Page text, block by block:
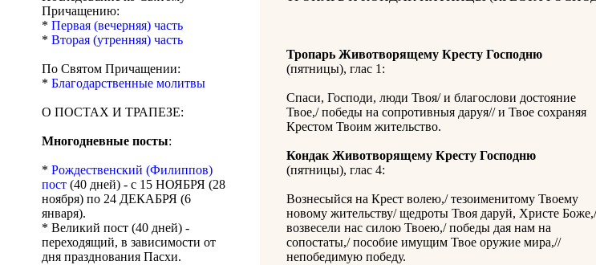
Причащению:
* Первая (вечерняя) часть
* Вторая (утренняя) часть
По Святом Причащении:
* Благодарственные молитвы
О ПОСТАХ И ТРАПЕЗЕ:
Многодневные посты:
* Рождественский (Филиппов)
пост (40 дней) - с 15 НОЯБРЯ (28
ноября) по 24 ДЕКАБРЯ (6
января).
* Великий пост (40 дней) -
переходящий, в зависимости от
дня празднования Пасхи.
Тропарь Животворящему Кресту Господню
(пятницы), глас 1:
Спаси, Господи, люди Твоя/ и благослови достояние
Твое,/ победы на сопротивныя даруя// и Твое сохраняя
Крестом Твоим жительство.
Кондак Животворящему Кресту Господню
(пятницы), глас 4:
Вознесыйся на Крест волею,/ тезоименитому Твоему
новому жительству/ щедроты Твоя даруй, Христе Боже,/
возвесели нас силою Твоею,/ победы дая нам на
сопостаты,/ пособие имущим Твое оружие мира,//
непобедимую победу.